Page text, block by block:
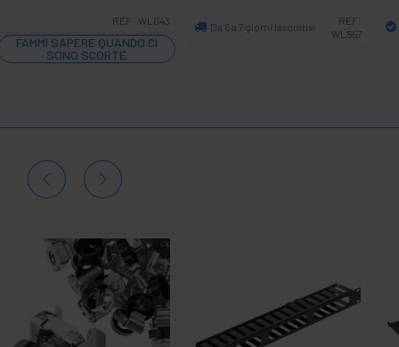
REF: WL043
FAMMI SAPERE QUANDO CI
SONO SCORTE
Da 6 a 7 giorni lavorativi
REF:
WL557